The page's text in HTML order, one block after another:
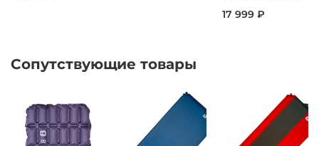
17 999 ₽
Сопутствующие товары